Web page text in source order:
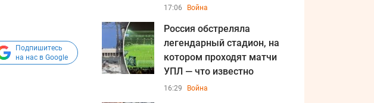
Подпишитесь
на нас в Google
17:06 Война
Россия обстреляла
легендарный стадион, на
котором проходят матчи
УПЛ — что известно
16:29 Война